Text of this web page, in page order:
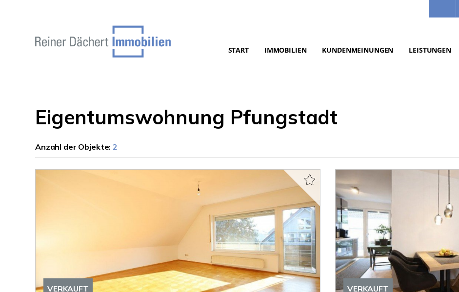
START IMMOBILIEN KUNDENMEINUNGEN LEISTUNGEN
Eigentumswohnung Pfungstadt
Anzahl der Objekte:2
VERKAUFT VERKAUFT